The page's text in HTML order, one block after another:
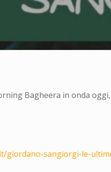
Bagheera in onda
giordano-sangiorgi-le-